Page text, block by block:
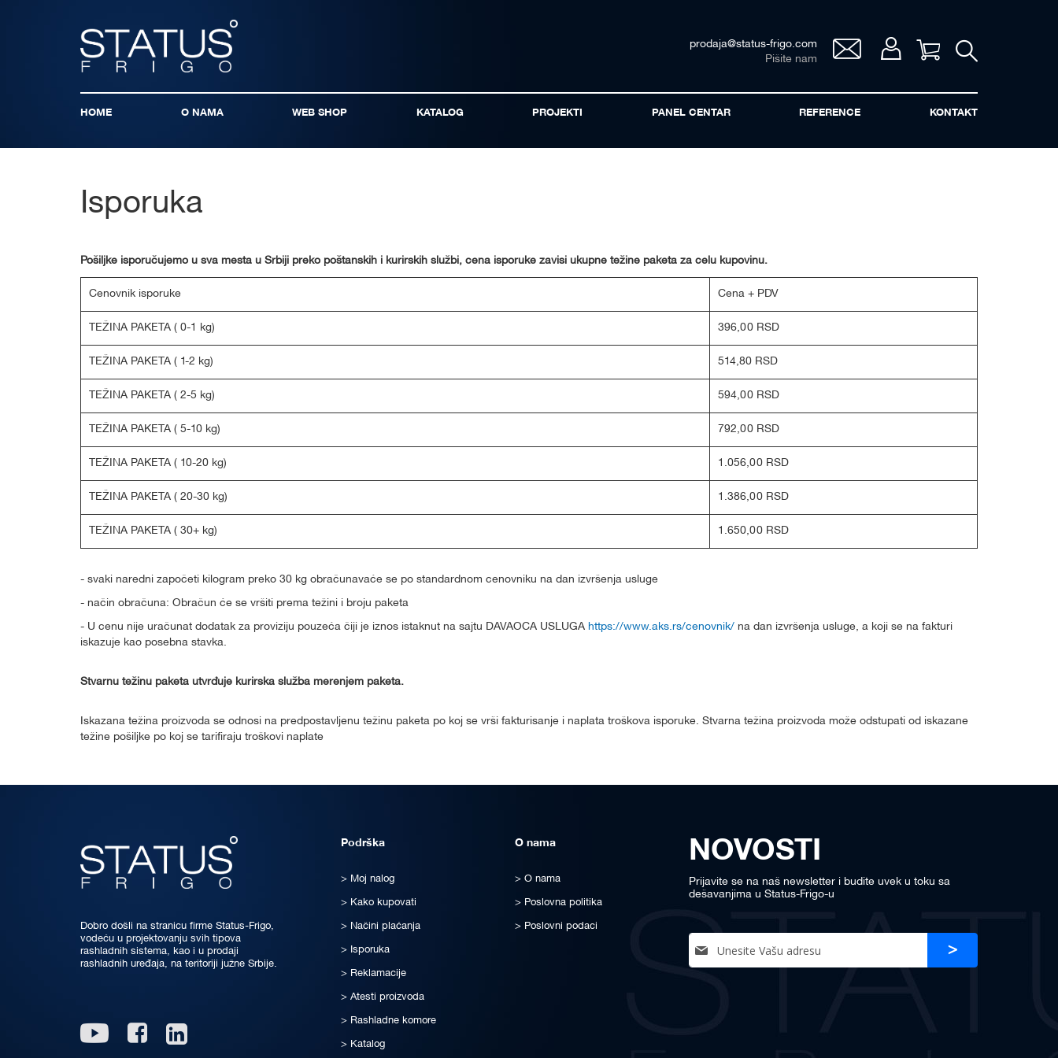
Vaša korpa
prodaja@status-frigo.com
Pišite nam
HOME O NAMA WEB SHOP KATALOG PROJEKTI PANEL CENTAR REFERENCE KONTAKT
Isporuka
Pošiljke isporučujemo u sva mesta u Srbiji preko poštanskih i kurirskih službi, cena isporuke zavisi ukupne težine paketa za celu kupovinu.
Cenovnik isporuke Cena + PDV
TEŽINA PAKETA ( 0-1 kg) 396,00 RSD
TEŽINA PAKETA ( 1-2 kg) 514,80 RSD
TEŽINA PAKETA ( 2-5 kg) 594,00 RSD
TEŽINA PAKETA ( 5-10 kg) 792,00 RSD
TEŽINA PAKETA ( 10-20 kg) 1.056,00 RSD
TEŽINA PAKETA ( 20-30 kg) 1.386,00 RSD
TEŽINA PAKETA ( 30+ kg) 1.650,00 RSD
- svaki naredni započeti kilogram preko 30 kg obračunavaće se po standardnom cenovniku na dan izvršenja usluge
- način obračuna: Obračun će se vršiti prema težini i broju paketa
- U cenu nije uračunat dodatak za proviziju pouzeća čiji je iznos istaknut na sajtu DAVAOCA USLUGA https://www.aks.rs/cenovnik/ na dan izvršenja usluge, a koji se na fakturi
iskazuje kao posebna stavka.
Stvarnu težinu paketa utvrđuje kurirska služba merenjem paketa.
Iskazana težina proizvoda se odnosi na predpostavljenu težinu paketa po koj se vrši fakturisanje i naplata troškova isporuke. Stvarna težina proizvoda može odstupati od iskazane
težine pošiljke po koj se tarifiraju troškovi naplate
Dobro došli na stranicu firme Status-Frigo,
vodeću u projektovanju svih tipova
rashladnih sistema, kao i u prodaji
rashladnih uređaja, na teritoriji južne Srbije.
Youtube Facebook
Podrška
Moj nalog
Kako kupovati
Načini plaćanja
Isporuka
Reklamacije
Atesti proizvoda
Rashladne komore
Katalog
O nama
O nama
Poslovna politika
Poslovni podaci
NOVOSTI
Prijavite se na naš newsletter i budite uvek u toku sa
dešavanjima u Status-Frigo-u
Up
Prijava